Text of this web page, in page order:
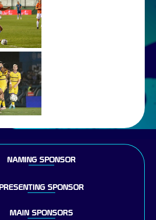
NAMING SPONSOR
PRESENTING SPONSOR
MAIN SPONSORS